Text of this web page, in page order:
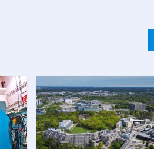
子影像和核医学诊断应用密切相关。
入商业生产前的最后阶段，预计将在
2026年下半年交...